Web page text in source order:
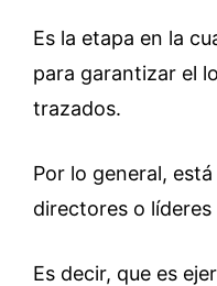
Es la etapa en la
para garantizar el
trazados.
Por lo general,
directores o
Es decir, que es